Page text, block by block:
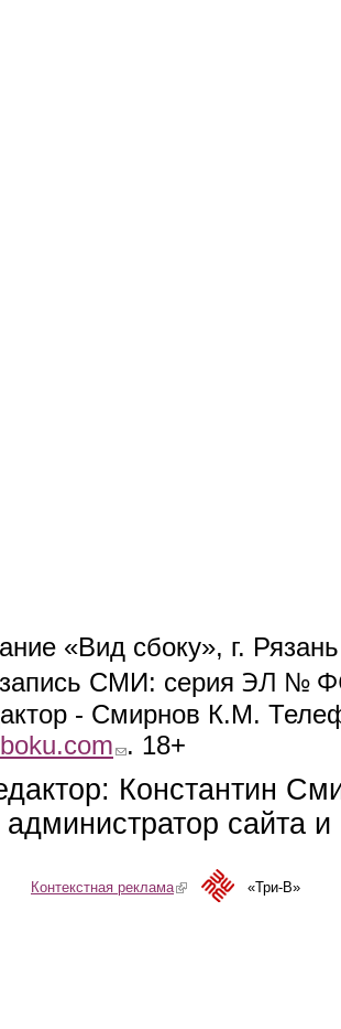
«Вид сбоку», г.
СМИ: серия ЭЛ №
- Смирнов К.М.
(link sends e-mail)
. 18+
Константин
сайта
Контекстная реклама(link is external)«Три-В»